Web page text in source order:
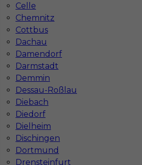
Celle
Chemnitz
Cottbus
Dachau
Damendorf
Darmstadt
Demmin
Dessau-Roßlau
Diebach
Diedorf
Dielheim
Dischingen
Dortmund
Drensteinfurt
InServ © 2014 – 2026 | Wszelkie